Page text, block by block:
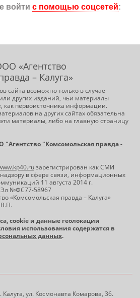
войти с помощью соцсетей:
«Агентство
– Калуга»
сайта возможно только в случае
других изданий, чьи материалы
первоисточника информации.
на других сайтах обязательна
материалы, либо на главную страницу
"Комсомольская правда -
зарегистрирован как СМИ
в сфере связи, информационных
11 августа 2014 г.
Эл №ФС77-58967
«Комсомольская правда – Калуга»
cookie и данные геолокации
использования содержатся в
данных.
ул. Космонавта Комарова, 36.